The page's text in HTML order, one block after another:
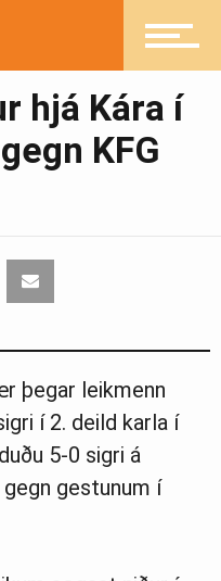
hjá Kára í
KFG
þegar leikmenn
í 2. deild karla í
5-0 sigri á
gestunum í